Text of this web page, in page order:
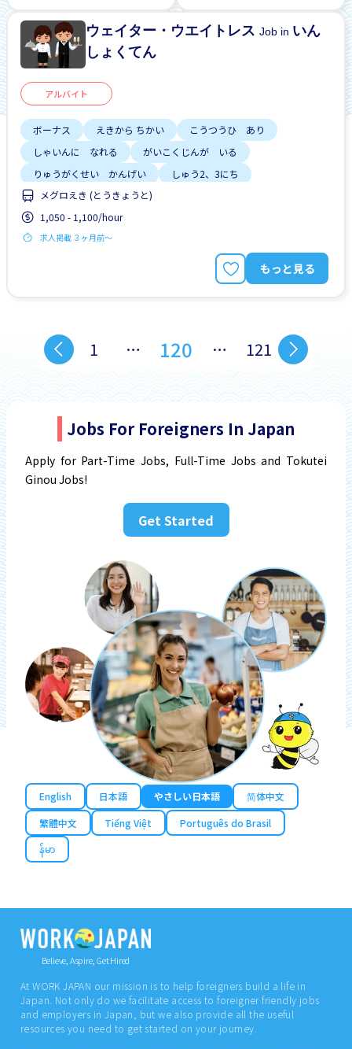
土日 しごと
ウェイター・ウエイトレスJob in いん
しょくてん
アルバイト
ボーナス えきから ちかい
こうつうひ あり
しゃいんに なれる
がいこくじんが いる
りゅうがくせい かんげい
しゅう2、3にち
はじめて OK
土日 しごと
メグロえき (とうきょうと)
1,050 - 1,100/hour
求人掲載 ３ヶ月前〜
もっと見る
1 … 120 … 121
Jobs For Foreigners In Japan
Apply for Part-Time Jobs, Full-Time Jobs and Tokutei
Ginou Jobs!
Get Started
English 日本語 やさしい日本語
简体中文
繁體中文
Tiếng Việt
Português do Brasil
န်မာ
Believe, Aspire, Get Hired
At WORK JAPAN our mission is to help foreigners build a life in
Japan. Not only do we facilitate access to foreigner friendly jobs
and employers in Japan, but we also provide all the useful
resources you need to get started on your journey.